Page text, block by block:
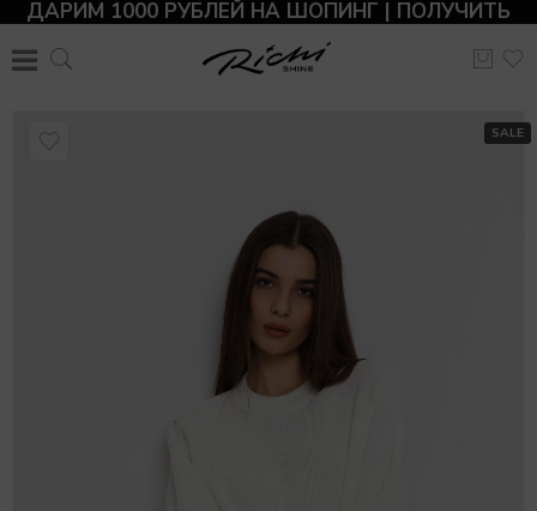
ДАРИМ 1000 РУБЛЕЙ НА ШОПИНГ | ПОЛУЧИТЬ
SALE